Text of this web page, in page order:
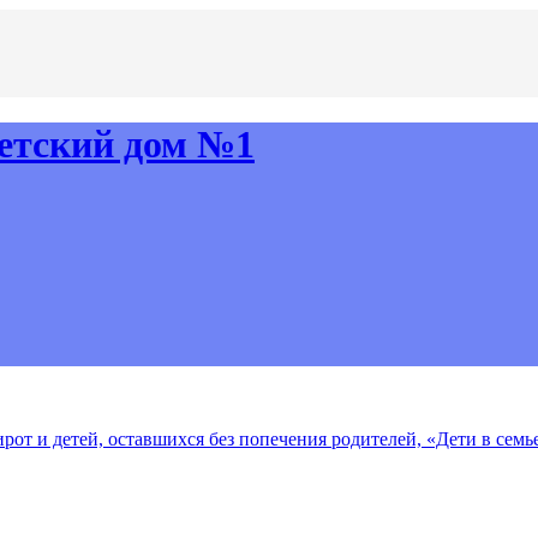
и детей, оставшихся без попечения родителей, «Дети в